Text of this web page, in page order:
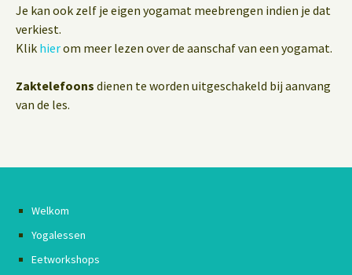
Je kan ook zelf je eigen yogamat meebrengen indien je dat
verkiest.
Klik hierom meer lezen over de aanschaf van een yogamat.
Zaktelefoons dienen te worden uitgeschakeld bij aanvang
van de les.
Welkom
Yogalessen
Eetworkshops